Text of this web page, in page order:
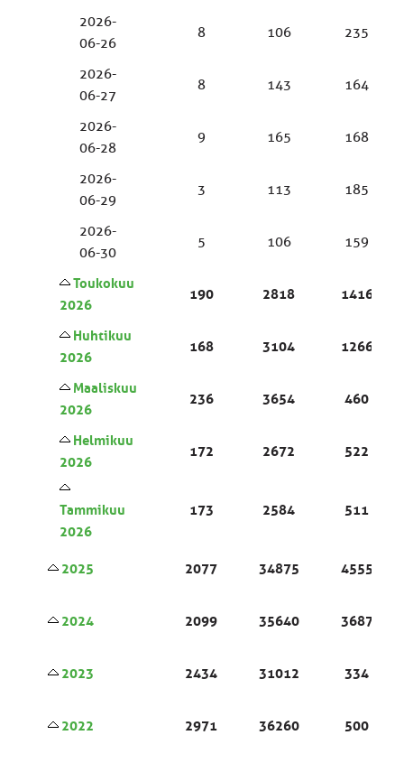
2026-
06-26
8 106 235
2026-
06-27
8 143 164
2026-
06-28
9 165 168
2026-
06-29
3 113 185
2026-
06-30
5 106 159
Toukokuu
2026
190 2818 1416
Huhtikuu
2026
168 3104 1266
Maaliskuu
2026
236 3654 460
Helmikuu
2026
172 2672 522
Tammikuu
2026
173 2584 511
2025 2077 34875 4555
2024 2099 35640 3687
2023 2434 31012 334
2022 2971 36260 500